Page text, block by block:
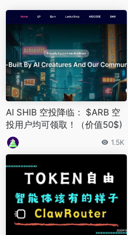
AI SHIB 空投降临： $ARB 空
投用户均可领取！（价值50$)
1.5K